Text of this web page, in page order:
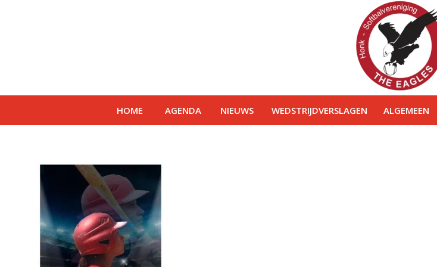
HOME AGENDA NIEUWS WEDSTRIJDVERSLAGEN ALGEMEEN